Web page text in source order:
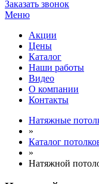
Заказать звонок
Меню
Акции
Цены
Каталог
Наши работы
Видео
О компании
Контакты
Натяжные
»
Каталог
»
Натяжной